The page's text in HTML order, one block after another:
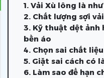
1. Vải Xù lông là
2. Chất lượng sợi
3. Kỹ thuật dệt ảnh
bền áo
4. Chọn sai chất
5. Giặt sai cách có
6. Làm sao để hạn